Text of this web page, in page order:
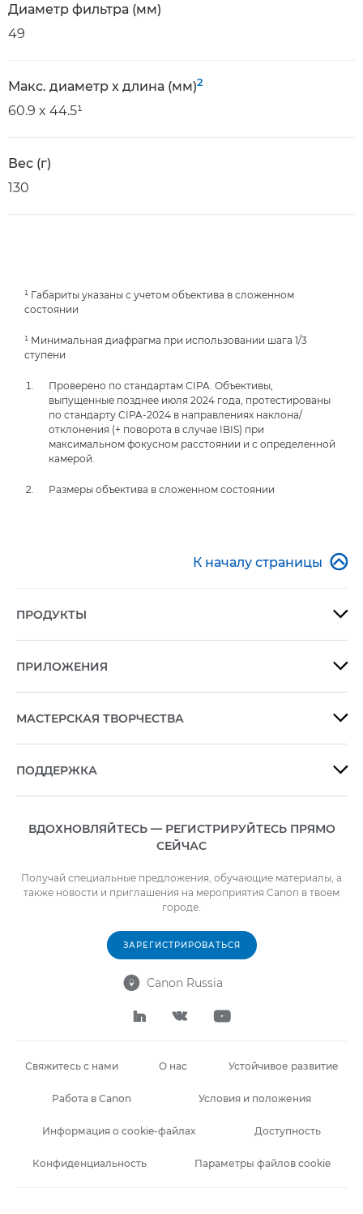
Диаметр фильтра (мм)
49
Макс. диаметр x длина (мм)2
60.9 x 44.5¹
Вес (г)
130
¹ Габариты указаны с учетом объектива в сложенном
состоянии
¹ Минимальная диафрагма при использовании шага 1/3
ступени
Проверено по стандартам CIPA. Объективы,
выпущенные позднее июля 2024 года, протестированы
по стандарту CIPA-2024 в направлениях наклона/
отклонения (+ поворота в случае IBIS) при
максимальном фокусном расстоянии и с определенной
камерой.
Размеры объектива в сложенном состоянии
К началу страницы 
ПРОДУКТЫ 
ПРИЛОЖЕНИЯ 
МАСТЕРСКАЯ ТВОРЧЕСТВА 
ПОДДЕРЖКА 
ВДОХНОВЛЯЙТЕСЬ — РЕГИСТРИРУЙТЕСЬ ПРЯМО
СЕЙЧАС
Получай специальные предложения, обучающие материалы, а
также новости и приглашения на мероприятия Canon в твоем
городе.
ЗАРЕГИСТРИРОВАТЬСЯ
 Canon Russia
  
Свяжитесь с нами О нас Устойчивое развитие
Работа в Canon Условия и положения
Информация о cookie-файлах Доступность
Конфиденциальность Параметры файлов cookie